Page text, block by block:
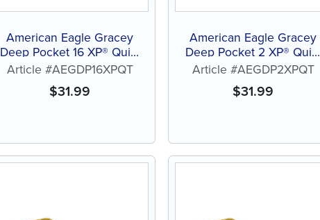
American Eagle Gracey
Deep Pocket 16 XP® Quik-
Tip™ sans affûtage
Article #AEGDP16XPQT
$31.99
American Eagle Gracey
Deep Pocket 2 XP® Quik-
Tip™ sans affûtage
Article #AEGDP2XPQT
$31.99